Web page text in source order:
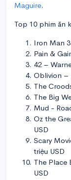
Maguire.
Top 10 phim ăn
Iron Man
Pain &
42 –
Oblivion –
The
The Big
Mud -
Oz the
USD
Scary
triệu USD
The Place
USD